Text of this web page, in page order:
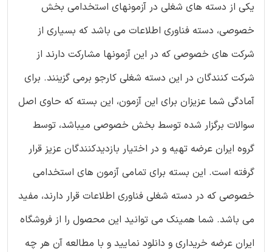
یکی از دسته های شغلی در آزمونهای استخدامی بخش
خصوصی، دسته فناوری اطلاعات می باشد که بسیاری از
شرکت های خصوصی که در این آزمونها مشارکت دارند از
شرکت کنندگان در این دسته شغلی کارجو برمی گزینند. برای
آمادگی شما عزیزان برای این آزمون، این بسته که حاوی اصل
سوالات برگزار شده توسط بخش خصوصی میباشد، توسط
گروه ایران عرضه تهیه و در اختیار بازدیدکنندگان عزیز قرار
گرفته است. این بسته برای تمامی آزمون های استخدامی
خصوصی که در دسته شغلی فناوری اطلاعات قرار دارند، مفید
می باشد. شما همینک می توانید این محصول را از فروشگاه
ایران عرضه خریداری و دانلود نمایید و با مطالعه آن هر چه